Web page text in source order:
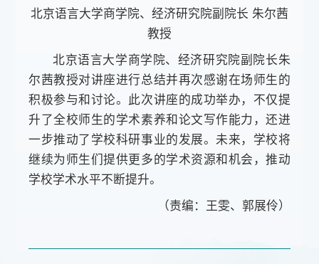
北京语言大学商学院、经济研究院副院长 朱尔茜
教授
北京语言大学商学院、经济研究院副院长朱
尔茜教授对讲座进行总结并再次感谢在场师生的
积极参与和讨论。此次讲座的成功举办，不仅提
升了全校师生的学术素养和论文写作能力，还进
一步推动了学校科研事业的发展。未来，学校将
继续为师生们提供更多的学术资源和机会，推动
学校学术水平不断提升。
（责编：王雯、郭展伶）